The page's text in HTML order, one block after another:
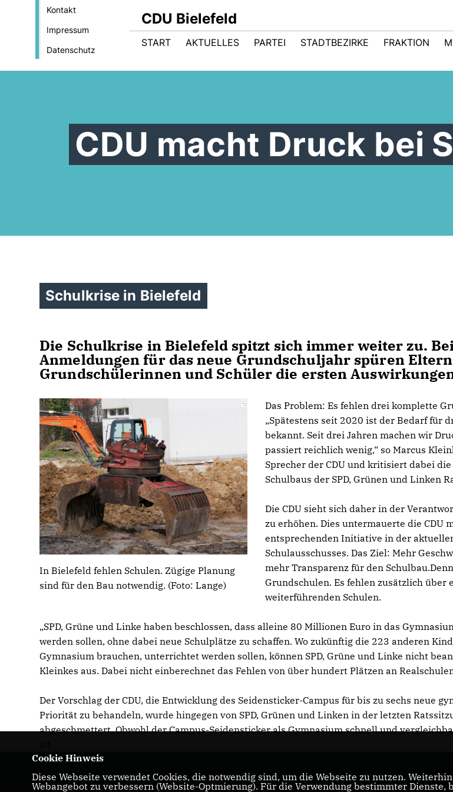
Kontakt
Impressum
Datenschutz
CDU Bielefeld
START AKTUELLES PARTEI STADTBEZIRKE FRAKTION
CDU macht Druck bei
Schulkrise in Bielefeld
Die Schulkrise in Bielefeld spitzt sich immer weiter zu.
Anmeldungen für das neue Grundschuljahr spüren
Grundschülerinnen und Schüler die ersten
In Bielefeld fehlen Schulen. Zügige Planung
sind für den Bau notwendig. (Foto: Lange)
Das Problem: Es fehlen drei komplette
Spätestens seit 2020 ist der Bedarf für
bekannt. Seit drei Jahren machen wir
passiert reichlich wenig,“ so Marcus
Sprecher der CDU und kritisiert dabei
Schulbaus der SPD, Grünen und Linken
Die CDU sieht sich daher in der
zu erhöhen. Dies untermauerte die CDU
entsprechenden Initiative in der
Schulausschusses. Das Ziel: Mehr
mehr Transparenz für den
Grundschulen. Es fehlen zusätzlich über
weiterführenden Schulen.
SPD, Grüne und Linke haben beschlossen, dass alleine 80 Millionen Euro in das
werden sollen, ohne dabei neue Schulplätze zu schaffen. Wo zukünftig die 223 anderen
Gymnasium brauchen, unterrichtet werden sollen, können SPD, Grüne und Linke nicht
Kleinkes aus. Dabei nicht einberechnet das Fehlen von über hundert Plätzen an
Der Vorschlag der CDU, die Entwicklung des Seidensticker-Campus für bis zu sechs neue
Priorität zu behandeln, wurde hingegen von SPD, Grünen und Linken in der letzten
abgeschmettert. Obwohl der Campus-Seidensticker als Gymnasium schnell und
CDU Nordrhein-Westfalen
Cookie Hinweis
Diese Webseite verwendet Cookies, die notwendig sind, um die Webseite zu nutzen.
Webangebot zu verbessern (Website-Optmierung). Für die Verwendung bestimmter